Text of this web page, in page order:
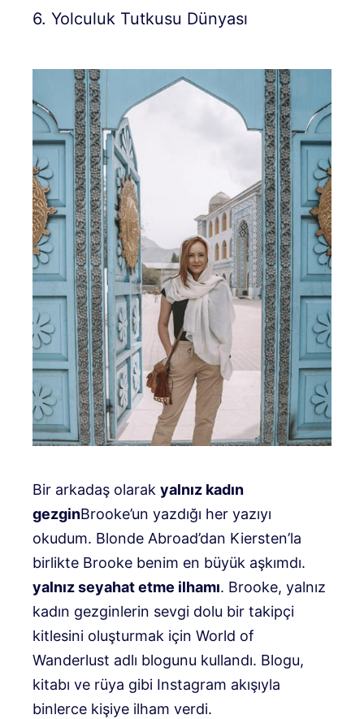
6. Yolculuk Tutkusu Dünyası
Bir arkadaş olarak yalnız kadın
gezginBrooke’un yazdığı her yazıyı
okudum. Blonde Abroad’dan Kiersten’la
birlikte Brooke benim en büyük aşkımdı.
yalnız seyahat etme ilhamı. Brooke, yalnız
kadın gezginlerin sevgi dolu bir takipçi
kitlesini oluşturmak için World of
Wanderlust adlı blogunu kullandı. Blogu,
kitabı ve rüya gibi Instagram akışıyla
binlerce kişiye ilham verdi.